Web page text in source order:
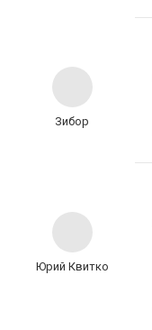
Зибор
Юрий Квитко